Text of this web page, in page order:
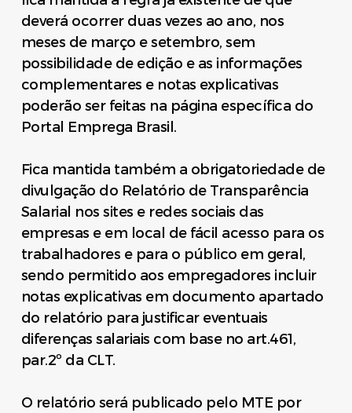
deverá ocorrer duas vezes ao ano, nos
meses de março e setembro, sem
possibilidade de edição e as informações
complementares e notas explicativas
poderão ser feitas na página específica do
Portal Emprega Brasil.
Fica mantida também a obrigatoriedade de
divulgação do Relatório de Transparência
Salarial nos sites e redes sociais das
empresas e em local de fácil acesso para os
trabalhadores e para o público em geral,
sendo permitido aos empregadores incluir
notas explicativas em documento apartado
do relatório para justificar eventuais
diferenças salariais com base no art.461,
par.2º da CLT.
O relatório será publicado pelo MTE por